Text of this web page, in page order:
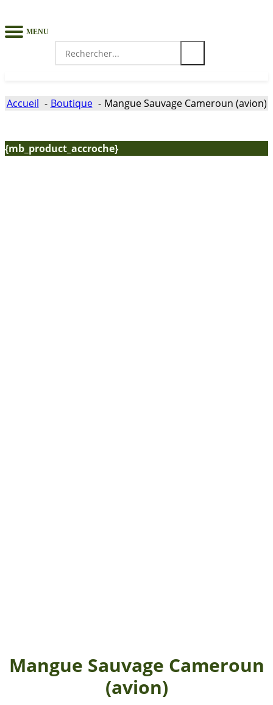
MENU
Search
for:
Accueil Boutique Mangue Sauvage Cameroun (avion)
{mb_product_accroche}
Mangue Sauvage Cameroun
(avion)